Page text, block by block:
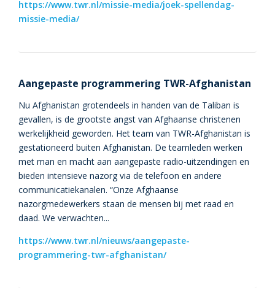
https://www.twr.nl/missie-media/joek-spellendag-
missie-media/
Aangepaste programmering TWR-Afghanistan
Nu Afghanistan grotendeels in handen van de Taliban is
gevallen, is de grootste angst van Afghaanse christenen
werkelijkheid geworden. Het team van TWR-Afghanistan is
gestationeerd buiten Afghanistan. De teamleden werken
met man en macht aan aangepaste radio-uitzendingen en
bieden intensieve nazorg via de telefoon en andere
communicatiekanalen. “Onze Afghaanse
nazorgmedewerkers staan de mensen bij met raad en
daad. We verwachten...
https://www.twr.nl/nieuws/aangepaste-
programmering-twr-afghanistan/